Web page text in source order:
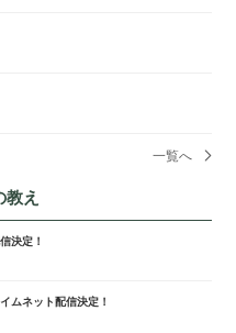
一覧へ
教え
決定！
ムネット配信決定！